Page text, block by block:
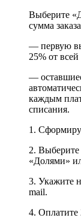
Выберите
сумма
— первую
25% от
—
каждым
списания.
1.
2.
«Долями»
3. Укажите
mail.
4. Оплатите